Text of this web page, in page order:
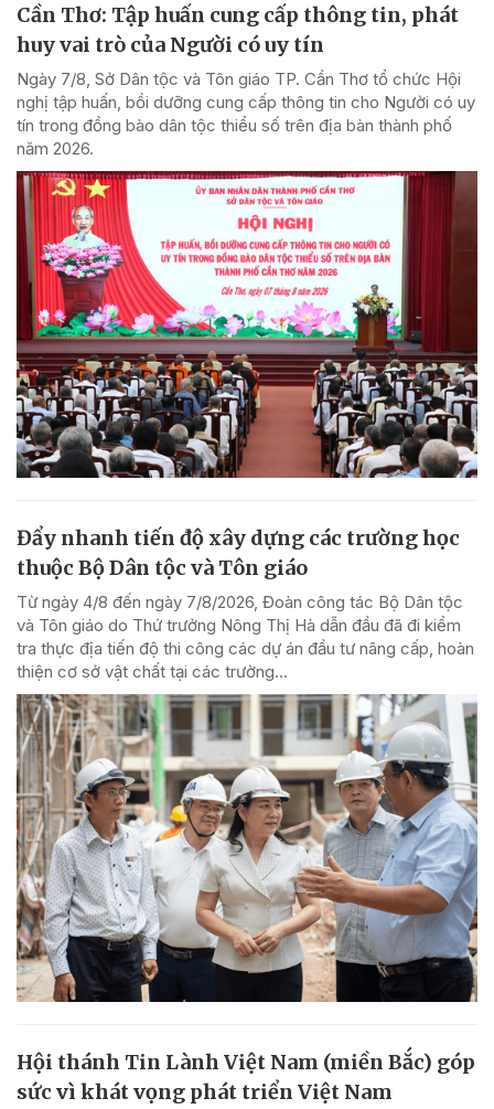
Cần Thơ: Tập huấn cung cấp thông tin, phát
huy vai trò của Người có uy tín
Ngày 7/8, Sở Dân tộc và Tôn giáo TP. Cần Thơ tổ chức Hội
nghị tập huấn, bồi dưỡng cung cấp thông tin cho Người có uy
tín trong đồng bào dân tộc thiểu số trên địa bàn thành phố
năm 2026.
Đẩy nhanh tiến độ xây dựng các trường học
thuộc Bộ Dân tộc và Tôn giáo
Từ ngày 4/8 đến ngày 7/8/2026, Đoàn công tác Bộ Dân tộc
và Tôn giáo do Thứ trưởng Nông Thị Hà dẫn đầu đã đi kiểm
tra thực địa tiến độ thi công các dự án đầu tư nâng cấp, hoàn
thiện cơ sở vật chất tại các trường...
Hội thánh Tin Lành Việt Nam (miền Bắc) góp
sức vì khát vọng phát triển Việt Nam